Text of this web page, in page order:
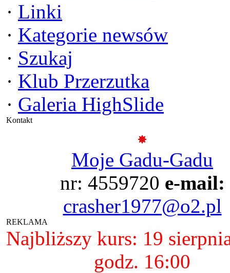
· Linki
· Kategorie newsów
· Szukaj
· Klub Przerzutka
· Galeria HighSlide
Kontakt
Moje Gadu-Gadu
nr: 4559720 e-mail:
crasher1977@o2.pl
REKLAMA
Najbliższy kurs: 19
godz. 16:00